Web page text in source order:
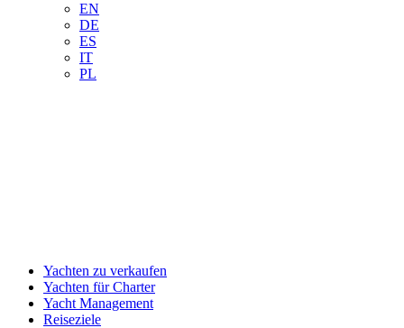
EN
DE
ES
IT
PL
Yachten zu verkaufen
Yachten für Charter
Yacht Management
Reiseziele